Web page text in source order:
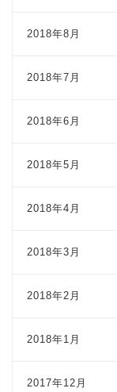
2018年8月
2018年7月
2018年6月
2018年5月
2018年4月
2018年3月
2018年2月
2018年1月
2017年12月